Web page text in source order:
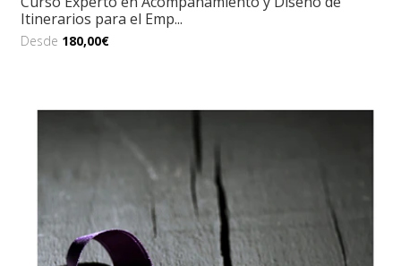
Itinerarios para el Emp...
Desde 180,00€